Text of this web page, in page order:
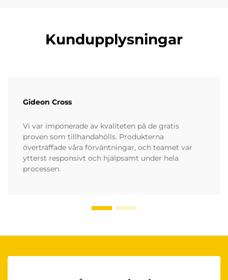
Kundupplysningar
Gideon Cross
Vi var imponerade av kvaliteten på de gratis
proven som tillhandahölls. Produkterna
överträffade våra förväntningar, och teamet var
ytterst responsivt och hjälpsamt under hela
processen.